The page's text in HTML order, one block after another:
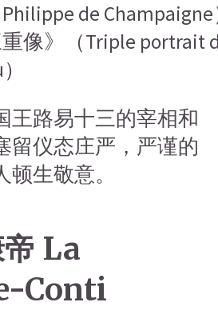
de
重像》（Triple portrait
王路易十三的宰相和
留仪态庄严，严谨的
生敬意。
La
Conti